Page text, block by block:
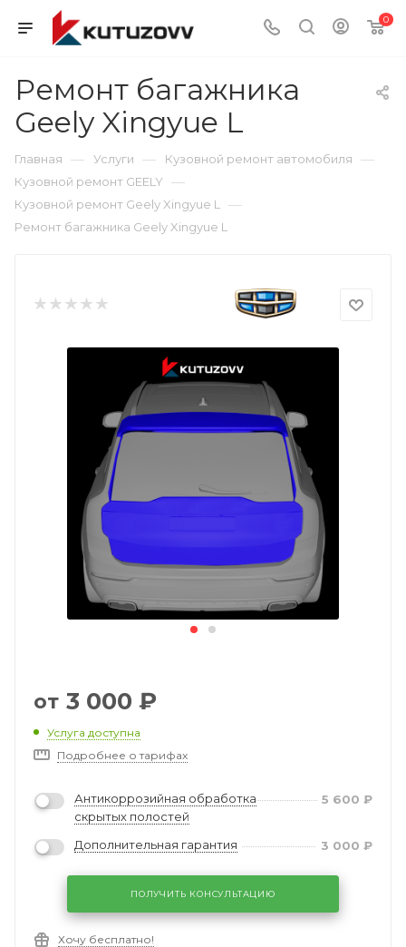
0
Ремонт багажника
Geely Xingyue L
Главная — Услуги — Кузовной ремонт автомобиля —
Кузовной ремонт GEELY —
Кузовной ремонт Geely Xingyue L —
Ремонт багажника Geely Xingyue L
от 3 000 ₽
Услуга доступна
Подробнее о тарифах
Антикоррозийная обработка
скрытых полостей
5 600 ₽
Дополнительная гарантия 3 000 ₽
ПОЛУЧИТЬ КОНСУЛЬТАЦИЮ
Хочу бесплатно!